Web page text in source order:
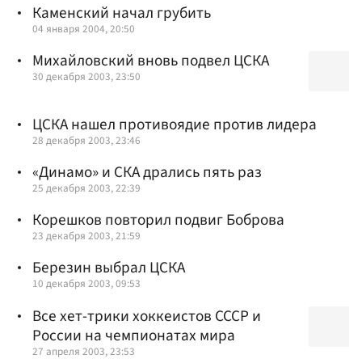
Каменский начал грубить
04 января 2004, 20:50
Михайловский вновь подвел ЦСКА
30 декабря 2003, 23:50
ЦСКА нашел противоядие против лидера
28 декабря 2003, 23:46
«Динамо» и СКА дрались пять раз
25 декабря 2003, 22:39
Корешков повторил подвиг Боброва
23 декабря 2003, 21:59
Березин выбрал ЦСКА
10 декабря 2003, 09:53
Все хет-трики хоккеистов СССР и
России на чемпионатах мира
27 апреля 2003, 23:53